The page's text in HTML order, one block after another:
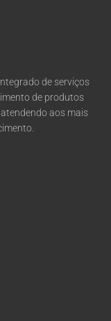
de serviços
de produtos
aos mais